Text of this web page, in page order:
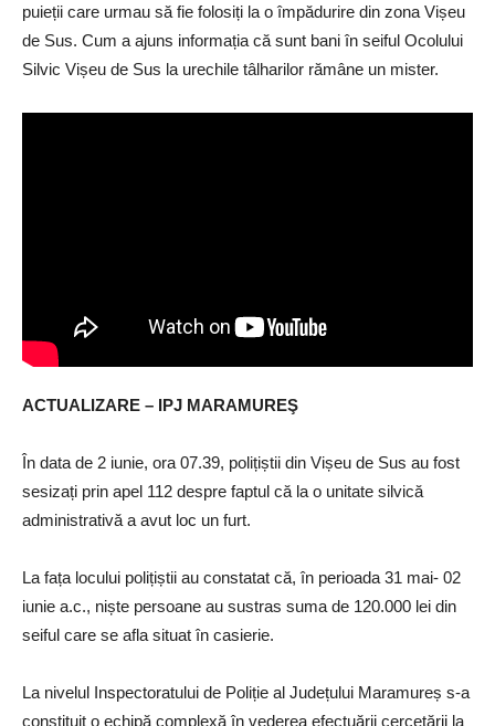
puieții care urmau să fie folosiți la o împădurire din zona Vișeu
de Sus. Cum a ajuns informația că sunt bani în seiful Ocolului
Silvic Vișeu de Sus la urechile tâlharilor rămâne un mister.
ACTUALIZARE – IPJ MARAMUREŞ
În data de 2 iunie, ora 07.39, polițiștii din Vișeu de Sus au fost
sesizați prin apel 112 despre faptul că la o unitate silvică
administrativă a avut loc un furt.
La fața locului polițiștii au constatat că, în perioada 31 mai- 02
iunie a.c., niște persoane au sustras suma de 120.000 lei din
seiful care se afla situat în casierie.
La nivelul Inspectoratului de Poliție al Județului Maramureș s-a
constituit o echipă complexă în vederea efectuării cercetării la